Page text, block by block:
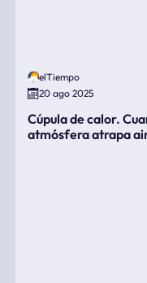
elTiempo
20 ago 2025
Cúpula de calor.
atmósfera atrapa